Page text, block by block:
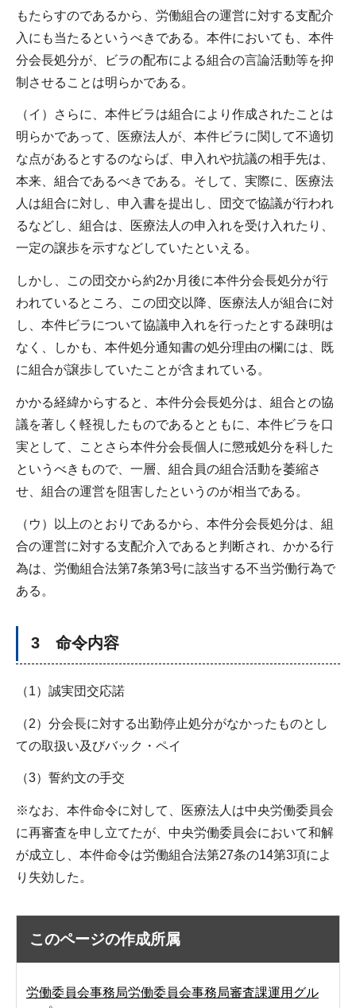
もたらすのであるから、労働組合の運営に対する支配介
入にも当たるというべきである。本件においても、本件
分会長処分が、ビラの配布による組合の言論活動等を抑
制させることは明らかである。
（イ）さらに、本件ビラは組合により作成されたことは
明らかであって、医療法人が、本件ビラに関して不適切
な点があるとするのならば、申入れや抗議の相手先は、
本来、組合であるべきである。そして、実際に、医療法
人は組合に対し、申入書を提出し、団交で協議が行われ
るなどし、組合は、医療法人の申入れを受け入れたり、
一定の譲歩を示すなどしていたといえる。
しかし、この団交から約2か月後に本件分会長処分が行
われているところ、この団交以降、医療法人が組合に対
し、本件ビラについて協議申入れを行ったとする疎明は
なく、しかも、本件処分通知書の処分理由の欄には、既
に組合が譲歩していたことが含まれている。
かかる経緯からすると、本件分会長処分は、組合との協
議を著しく軽視したものであるとともに、本件ビラを口
実として、ことさら本件分会長個人に懲戒処分を科した
というべきもので、一層、組合員の組合活動を萎縮さ
せ、組合の運営を阻害したというのが相当である。
（ウ）以上のとおりであるから、本件分会長処分は、組
合の運営に対する支配介入であると判断され、かかる行
為は、労働組合法第7条第3号に該当する不当労働行為で
ある。
3 命令内容
（1）誠実団交応諾
（2）分会長に対する出勤停止処分がなかったものとし
ての取扱い及びバック・ペイ
（3）誓約文の手交
※なお、本件命令に対して、医療法人は中央労働委員会
に再審査を申し立てたが、中央労働委員会において和解
が成立し、本件命令は労働組合法第27条の14第3項によ
り失効した。
このページの作成所属
労働委員会事務局労働委員会事務局審査課運用グル